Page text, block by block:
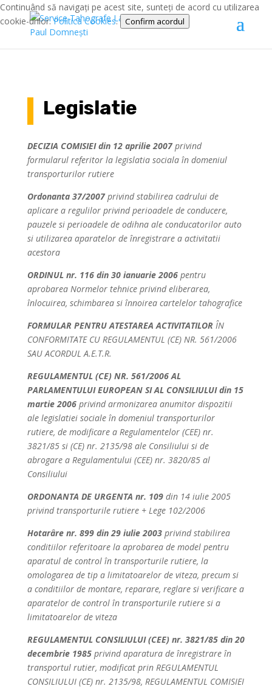
Legislatie
DECIZIA COMISIEI din 12 aprilie 2007privind
formularul referitor la legislatia sociala în domeniul
transporturilor rutiere
Ordonanta 37/2007privind stabilirea cadrului de
aplicare a regulilor privind perioadele de conducere,
pauzele si perioadele de odihna ale conducatorilor auto
si utilizarea aparatelor de înregistrare a activitatii
acestora
ORDINUL nr. 116 din 30 ianuarie 2006pentru
aprobarea Normelor tehnice privind eliberarea,
înlocuirea, schimbarea si înnoirea cartelelor tahografice
FORMULAR PENTRU ATESTAREA ACTIVITATILOR ÎN
CONFORMITATE CU REGULAMENTUL (CE) NR. 561/2006
SAU ACORDUL A.E.T.R.
REGULAMENTUL (CE) NR. 561/2006 AL
PARLAMENTULUI EUROPEAN SI AL CONSILIULUI din 15
martie 2006privind armonizarea anumitor dispozitii
ale legislatiei sociale în domeniul transporturilor
rutiere, de modificare a Regulamentelor (CEE) nr.
3821/85 si (CE) nr. 2135/98 ale Consiliului si de
abrogare a Regulamentului (CEE) nr. 3820/85 al
Consiliului
ORDONANTA DE URGENTA nr. 109din 14 iulie 2005
privind transporturile rutiere + Lege 102/2006
Hotarâre nr. 899 din 29 iulie 2003privind stabilirea
conditiilor referitoare la aprobarea de model pentru
aparatul de control în transporturile rutiere, la
omologarea de tip a limitatoarelor de viteza, precum si
a conditiilor de montare, reparare, reglare si verificare a
aparatelor de control în transporturile rutiere si a
limitatoarelor de viteza
REGULAMENTUL CONSILIULUI (CEE) nr. 3821/85 din 20
decembrie 1985privind aparatura de înregistrare în
transportul rutier, modificat prin REGULAMENTUL
CONSILIULUI (CE) nr. 2135/98, REGULAMENTUL COMISIEI
Continuând să navigați pe acest site, sunteți de acord cu utilizarea
cookie-urilor.Politica Cookies. Confirm acordul